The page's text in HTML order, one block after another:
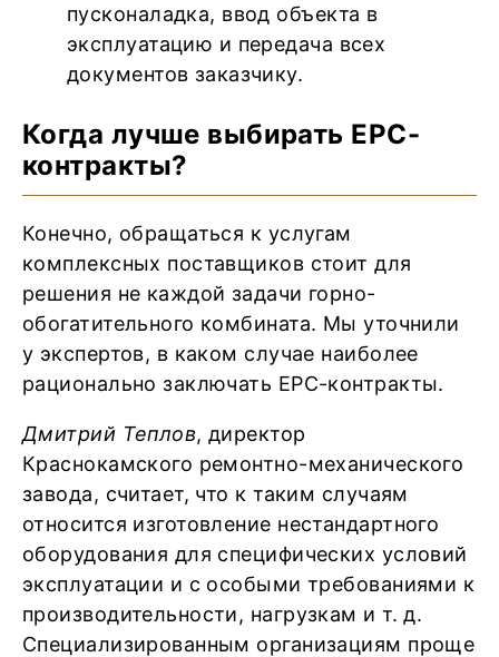
пусконаладка, ввод объекта в
эксплуатацию и передача всех
документов заказчику.
Когда лучше выбирать ЕРС-
контракты?
Конечно, обращаться к услугам
комплексных поставщиков стоит для
решения не каждой задачи горно-
обогатительного комбината. Мы уточнили
у экспертов, в каком случае наиболее
рационально заключать ЕРС-контракты.
Дмитрий Теплов, директор
Краснокамского ремонтно-механического
завода, считает, что к таким случаям
относится изготовление нестандартного
оборудования для специфических условий
эксплуатации и с особыми требованиями к
производительности, нагрузкам и т. д.
Специализированным организациям проще